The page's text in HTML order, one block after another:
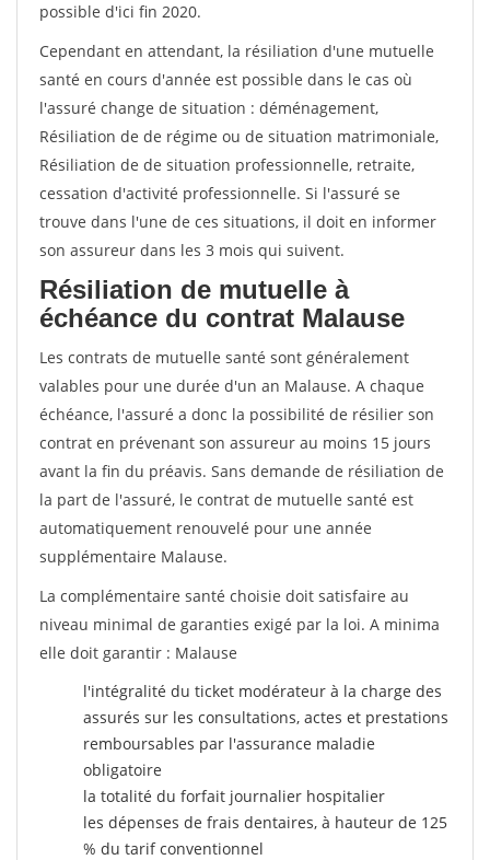
possible d'ici fin 2020.
Cependant en attendant, la résiliation d'une mutuelle
santé en cours d'année est possible dans le cas où
l'assuré change de situation : déménagement,
Résiliation de de régime ou de situation matrimoniale,
Résiliation de de situation professionnelle, retraite,
cessation d'activité professionnelle. Si l'assuré se
trouve dans l'une de ces situations, il doit en informer
son assureur dans les 3 mois qui suivent.
Résiliation de mutuelle à
échéance du contrat Malause
Les contrats de mutuelle santé sont généralement
valables pour une durée d'un an Malause. A chaque
échéance, l'assuré a donc la possibilité de résilier son
contrat en prévenant son assureur au moins 15 jours
avant la fin du préavis. Sans demande de résiliation de
la part de l'assuré, le contrat de mutuelle santé est
automatiquement renouvelé pour une année
supplémentaire Malause.
La complémentaire santé choisie doit satisfaire au
niveau minimal de garanties exigé par la loi. A minima
elle doit garantir : Malause
l'intégralité du ticket modérateur à la charge des
assurés sur les consultations, actes et prestations
remboursables par l'assurance maladie
obligatoire
la totalité du forfait journalier hospitalier
les dépenses de frais dentaires, à hauteur de 125
% du tarif conventionnel